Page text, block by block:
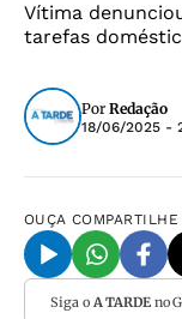
Vítima
tarefas
Por Redação
18/06/2025 -
OUÇA COMPARTILHE
Siga o A TARDEno